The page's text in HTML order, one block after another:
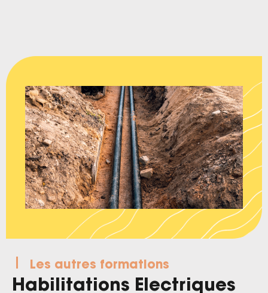
Les autres formations
Habilitations Electriques